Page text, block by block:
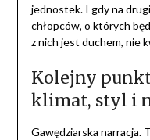
jednostek. I gdy na
chłopców, o których
z nich jest duchem, nie
Kolejny
klimat, styl i
Gawędziarska narracja.